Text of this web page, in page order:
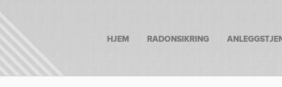
HJEM RADONSIKRING